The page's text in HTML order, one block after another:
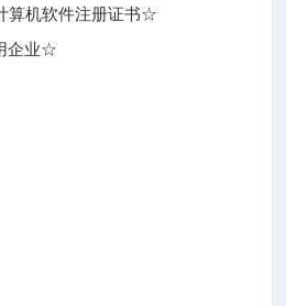
机软件注册证书☆
企业☆